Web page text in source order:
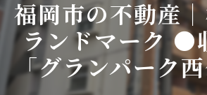
福岡市の不動産
ランドマーク ●
「グランパーク